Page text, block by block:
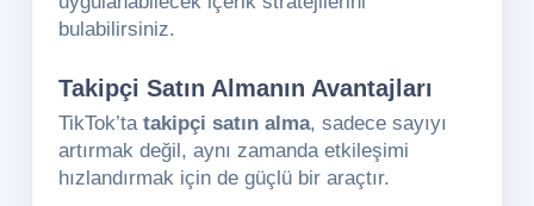
bulabilirsiniz.
Takipçi Satın Almanın Avantajları
TikTok’ta takipçi satın alma, sadece sayıyı
artırmak değil, aynı zamanda etkileşimi
hızlandırmak için de güçlü bir araçtır.